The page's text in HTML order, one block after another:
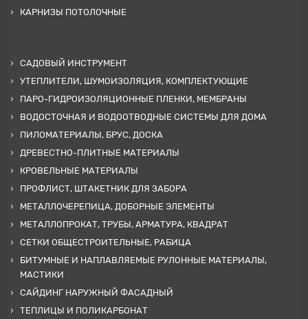
КАРНИЗЫ ПОТОЛОЧНЫЕ
САДОВЫЙ ИНСТРУМЕНТ
УТЕПЛИТЕЛИ, ШУМОИЗОЛЯЦИЯ, КОМПЛЕКТУЮЩИЕ
ПАРО-ГИДРОИЗОЛЯЦИОННЫЕ ПЛЕНКИ, МЕМБРАНЫ
ВОДОСТОЧНАЯ И ВОДООТВОДНЫЕ СИСТЕМЫ ДЛЯ ДОМА
ПИЛОМАТЕРИАЛЫ, БРУС, ДОСКА
ДРЕВЕСТНО-ПЛИТНЫЕ МАТЕРИАЛЫ
КРОВЕЛЬНЫЕ МАТЕРИАЛЫ
ПРОФЛИСТ, ШТАКЕТНИК ДЛЯ ЗАБОРА
МЕТАЛЛОЧЕРЕПИЦА, ДОБОРНЫЕ ЭЛЕМЕНТЫ
МЕТАЛЛОПРОКАТ, ТРУБЫ, АРМАТУРА, КВАДРАТ
СЕТКИ ОБЩЕСТРОИТЕЛЬНЫЕ, РАБИЦА
БИТУМНЫЕ И НАПЛАВЛЯЕМЫЕ РУЛОННЫЕ МАТЕРИАЛЫ,
МАСТИКИ
САЙДИНГ НАРУЖНЫЙ ФАСАДНЫЙ
ТЕПЛИЦЫ И ПОЛИКАРБОНАТ